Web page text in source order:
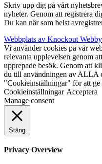
Skriv upp dig på vårt
nyheter. Genom att registrera
Du kan när som helst
Webbplats av Knockout
Vi använder cookies på vår
relevanta upplevelsen genom
upprepade besök. Genom att
du till användningen av ALLA
"Cookieinställningar" för att ge
Cookieinställningar Acceptera
Manage consent
Stäng
Privacy Overview